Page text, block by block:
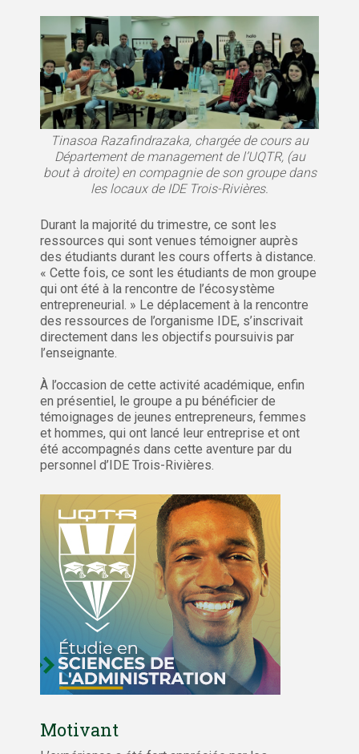
Tinasoa Razafindrazaka, chargée de cours au
Département de management de l’UQTR, (au
bout à droite) en compagnie de son groupe dans
les locaux de IDE Trois-Rivières.
Durant la majorité du trimestre, ce sont les
ressources qui sont venues témoigner auprès
des étudiants durant les cours offerts à distance.
« Cette fois, ce sont les étudiants de mon groupe
qui ont été à la rencontre de l’écosystème
entrepreneurial. » Le déplacement à la rencontre
des ressources de l’organisme IDE, s’inscrivait
directement dans les objectifs poursuivis par
l’enseignante.
À l’occasion de cette activité académique, enfin
en présentiel, le groupe a pu bénéficier de
témoignages de jeunes entrepreneurs, femmes
et hommes, qui ont lancé leur entreprise et ont
été accompagnés dans cette aventure par du
personnel d’IDE Trois-Rivières.
Motivant